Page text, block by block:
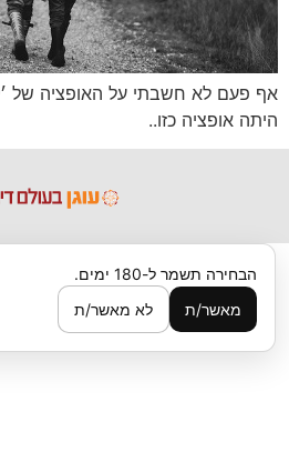
אף פעם לא חשבתי על האופציה של
היתה אופציה כזו..
הבחירה תשמר ל-180 ימים.
מאשר/ת
לא מאשר/ת